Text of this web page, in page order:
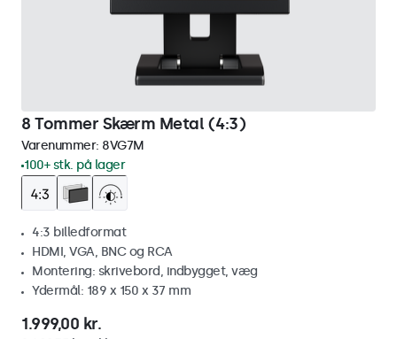
8 Tommer Skærm Metal (4:3)
Varenummer: 8VG7M
100+ stk. på lager
4:3 billedformat
HDMI, VGA, BNC og RCA
Montering: skrivebord, indbygget, væg
Ydermål: 189 x 150 x 37 mm
1.999,00 kr.